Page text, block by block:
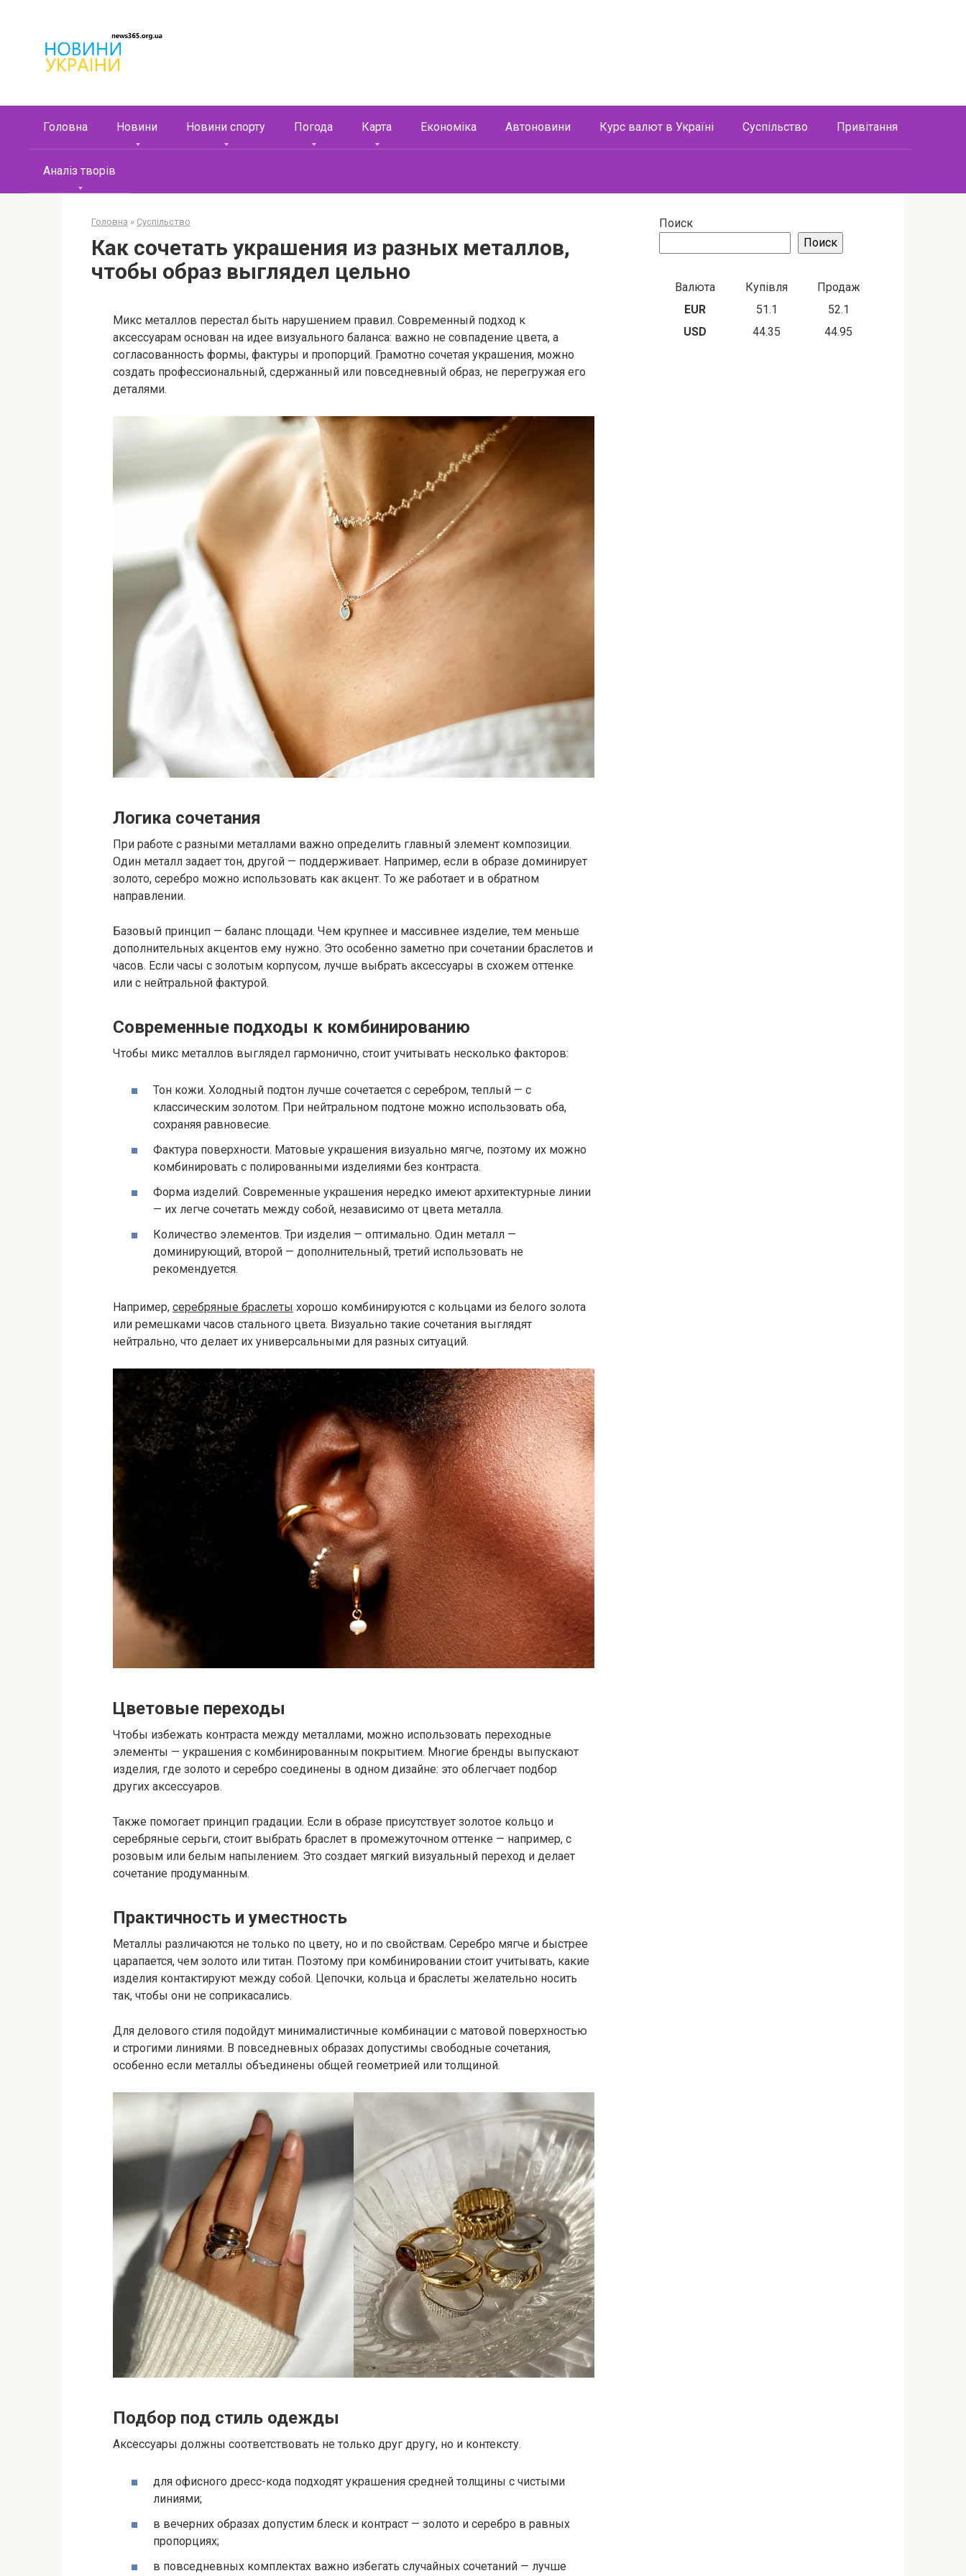
контенту
Головна Новини Новини спорту Погода Карта Економіка Автоновини Курс валют в Україні Суспільство Привітання
Аналіз творів
Головна » Суспільство
Как сочетать украшения из разных металлов,
чтобы образ выглядел цельно
Микс металлов перестал быть нарушением правил. Современный подход к
аксессуарам основан на идее визуального баланса: важно не совпадение цвета, а
согласованность формы, фактуры и пропорций. Грамотно сочетая украшения, можно
создать профессиональный, сдержанный или повседневный образ, не перегружая его
деталями.
Логика сочетания
При работе с разными металлами важно определить главный элемент композиции.
Один металл задает тон, другой — поддерживает. Например, если в образе доминирует
золото, серебро можно использовать как акцент. То же работает и в обратном
направлении.
Базовый принцип — баланс площади. Чем крупнее и массивнее изделие, тем меньше
дополнительных акцентов ему нужно. Это особенно заметно при сочетании браслетов и
часов. Если часы с золотым корпусом, лучше выбрать аксессуары в схожем оттенке
или с нейтральной фактурой.
Современные подходы к комбинированию
Чтобы микс металлов выглядел гармонично, стоит учитывать несколько факторов:
Тон кожи. Холодный подтон лучше сочетается с серебром, теплый — с
классическим золотом. При нейтральном подтоне можно использовать оба,
сохраняя равновесие.
Фактура поверхности. Матовые украшения визуально мягче, поэтому их можно
комбинировать с полированными изделиями без контраста.
Форма изделий. Современные украшения нередко имеют архитектурные линии
— их легче сочетать между собой, независимо от цвета металла.
Количество элементов. Три изделия — оптимально. Один металл —
доминирующий, второй — дополнительный, третий использовать не
рекомендуется.
Например, серебряные браслеты хорошо комбинируются с кольцами из белого золота
или ремешками часов стального цвета. Визуально такие сочетания выглядят
нейтрально, что делает их универсальными для разных ситуаций.
Цветовые переходы
Чтобы избежать контраста между металлами, можно использовать переходные
элементы — украшения с комбинированным покрытием. Многие бренды выпускают
изделия, где золото и серебро соединены в одном дизайне: это облегчает подбор
других аксессуаров.
Также помогает принцип градации. Если в образе присутствует золотое кольцо и
серебряные серьги, стоит выбрать браслет в промежуточном оттенке — например, с
розовым или белым напылением. Это создает мягкий визуальный переход и делает
сочетание продуманным.
Практичность и уместность
Металлы различаются не только по цвету, но и по свойствам. Серебро мягче и быстрее
царапается, чем золото или титан. Поэтому при комбинировании стоит учитывать, какие
изделия контактируют между собой. Цепочки, кольца и браслеты желательно носить
так, чтобы они не соприкасались.
Для делового стиля подойдут минималистичные комбинации с матовой поверхностью
и строгими линиями. В повседневных образах допустимы свободные сочетания,
особенно если металлы объединены общей геометрией или толщиной.
Подбор под стиль одежды
Аксессуары должны соответствовать не только друг другу, но и контексту.
для офисного дресс-кода подходят украшения средней толщины с чистыми
линиями;
в вечерних образах допустим блеск и контраст — золото и серебро в равных
пропорциях;
в повседневных комплектах важно избегать случайных сочетаний — лучше
Поиск
Поиск
Валюта Купівля
Продаж
EUR
51.1
52.1
USD
44.35 44.95